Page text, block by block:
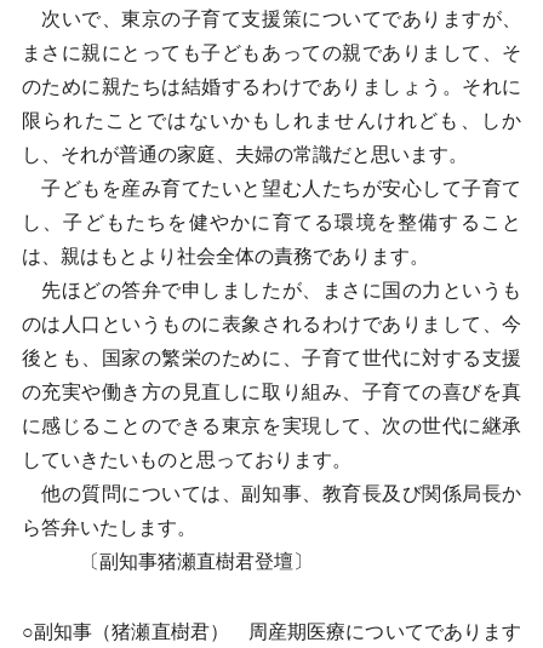
次いで、東京の子育て支援策についてでありますが、
まさに親にとっても子どもあっての親でありまして、そ
のために親たちは結婚するわけでありましょう。それに
限られたことではないかもしれませんけれども、しか
し、それが普通の家庭、夫婦の常識だと思います。
子どもを産み育てたいと望む人たちが安心して子育て
し、子どもたちを健やかに育てる環境を整備すること
は、親はもとより社会全体の責務であります。
先ほどの答弁で申しましたが、まさに国の力というも
のは人口というものに表象されるわけでありまして、今
後とも、国家の繁栄のために、子育て世代に対する支援
の充実や働き方の見直しに取り組み、子育ての喜びを真
に感じることのできる東京を実現して、次の世代に継承
していきたいものと思っております。
他の質問については、副知事、教育長及び関係局長か
ら答弁いたします。
〔副知事猪瀬直樹君登壇〕
○副知事（猪瀬直樹君） 周産期医療についてであります